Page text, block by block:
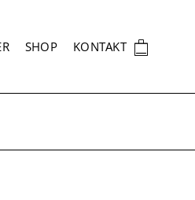
SHOP KONTAKT 🛍